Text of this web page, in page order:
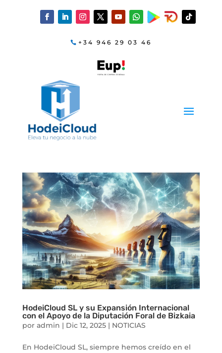
+34 946 29 03 46
HodeiCloud SL y su Expansión Internacional
con el Apoyo de la Diputación Foral de Bizkaia
por admin | Dic 12, 2025| NOTICIAS
En HodeiCloud SL, siempre hemos creído en el